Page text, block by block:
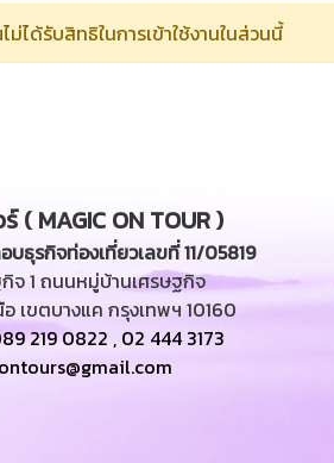
ได้รับสิทธิในการเข้าใช้งานในส่วนนี้
( MAGIC ON TOUR )
ธุรกิจท่องเที่ยวเลขที่ 11/05819
จ 1 ถนนหมู่บ้านเศรษฐกิจ
เขตบางแค กรุงเทพฯ 10160
219 0822 , 02 444 3173